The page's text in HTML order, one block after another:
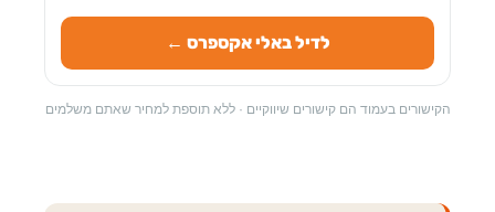
לדיל באלי אקספרס ←
הקישורים בעמוד הם קישורים שיווקיים · ללא תוספת למחיר שאתם משלמים